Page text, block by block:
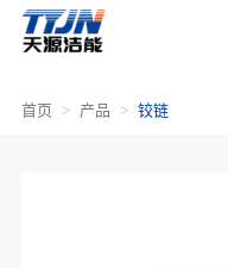
首页 产品 铰链